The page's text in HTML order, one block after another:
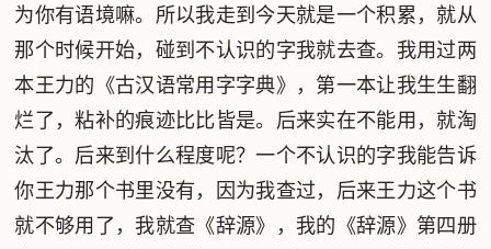
为你有语境嘛。所以我走到今天就是一个积累，就从
那个时候开始，碰到不认识的字我就去查。我用过两
本王力的《古汉语常用字字典》，第一本让我生生翻
烂了，粘补的痕迹比比皆是。后来实在不能用，就淘
汰了。后来到什么程度呢？一个不认识的字我能告诉
你王力那个书里没有，因为我查过，后来王力这个书
就不够用了，我就查《辞源》，我的《辞源》第四册